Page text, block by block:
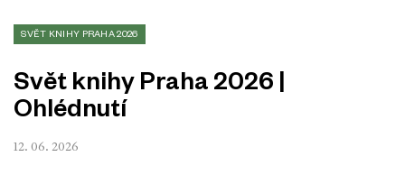
SVĚT KNIHY PRAHA 2026
Svět knihy Praha 2026 |
Ohlédnutí
12. 06. 2026